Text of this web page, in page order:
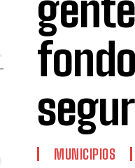
MUNICIPIOS